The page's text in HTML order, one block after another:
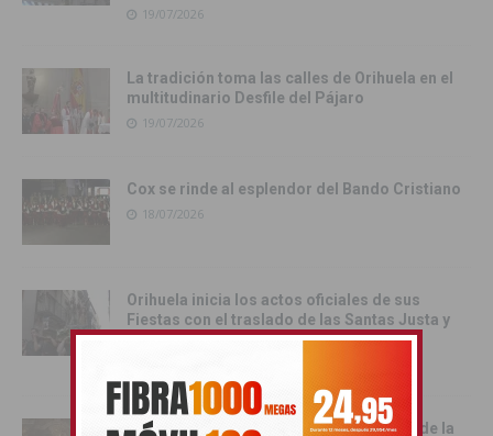
19/07/2026
La tradición toma las calles de Orihuela en el
multitudinario Desfile del Pájaro
19/07/2026
Cox se rinde al esplendor del Bando Cristiano
18/07/2026
Orihuela inicia los actos oficiales de sus
Fiestas con el traslado de las Santas Justa y
Rufina
Cox vive su día grande con la procesión de la